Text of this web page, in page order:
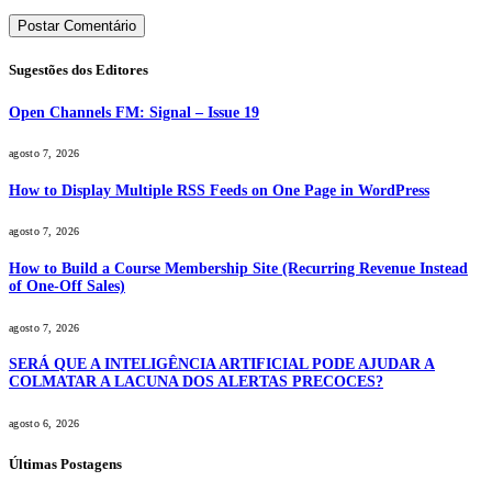
Sugestões dos Editores
Open Channels FM: Signal – Issue 19
agosto 7, 2026
How to Display Multiple RSS Feeds on One Page in WordPress
agosto 7, 2026
How to Build a Course Membership Site (Recurring Revenue Instead
of One-Off Sales)
agosto 7, 2026
SERÁ QUE A INTELIGÊNCIA ARTIFICIAL PODE AJUDAR A
COLMATAR A LACUNA DOS ALERTAS PRECOCES?
agosto 6, 2026
Últimas Postagens